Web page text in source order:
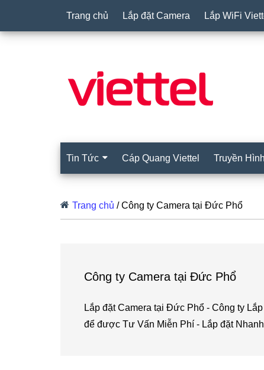
Trang chủ Lắp đặt Camera Lắp WiFi
Tin Tức Cáp Quang Viettel Truyền
Trang chủ /Công ty Camera tại Đức Phổ
Công ty Camera tại Đức Phổ
Lắp đặt Camera tại Đức Phổ - Công ty
để được Tư Vấn Miễn Phí - Lắp đặt